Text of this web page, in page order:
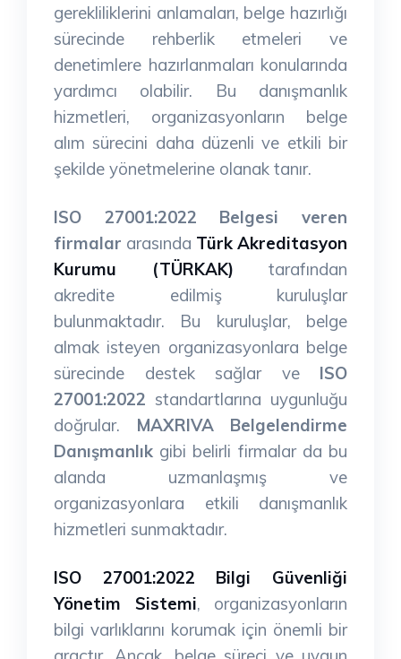
gerekliliklerini anlamaları, belge hazırlığı
sürecinde rehberlik etmeleri ve
denetimlere hazırlanmaları konularında
yardımcı olabilir. Bu danışmanlık
hizmetleri, organizasyonların belge
alım sürecini daha düzenli ve etkili bir
şekilde yönetmelerine olanak tanır.
ISO 27001:2022 Belgesi veren
firmalar arasında Türk Akreditasyon
Kurumu (TÜRKAK) tarafından
akredite edilmiş kuruluşlar
bulunmaktadır. Bu kuruluşlar, belge
almak isteyen organizasyonlara belge
sürecinde destek sağlar ve ISO
27001:2022 standartlarına uygunluğu
doğrular. MAXRIVA Belgelendirme
Danışmanlık gibi belirli firmalar da bu
alanda uzmanlaşmış ve
organizasyonlara etkili danışmanlık
hizmetleri sunmaktadır.
ISO 27001:2022 Bilgi Güvenliği
Yönetim Sistemi, organizasyonların
bilgi varlıklarını korumak için önemli bir